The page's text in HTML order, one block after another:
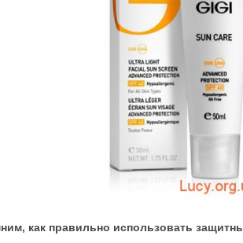
как правильно использовать